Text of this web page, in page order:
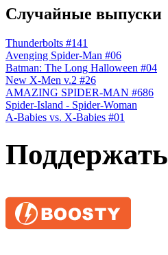
Случайные выпуски
Thunderbolts #141
Avenging Spider-Man #06
Batman: The Long Halloween #04
New X-Men v.2 #26
AMAZING SPIDER-MAN #686
Spider-Island - Spider-Woman
A-Babies vs. X-Babies #01
Поддержать